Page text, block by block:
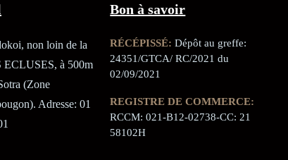
non loin de la
ECLUSES, à 500m
(Zone
Adresse: 01
Bon à savoir
RÉCÉPISSÉ: Dépôt au greffe:
24351/GTCA/ RC/2021 du
02/09/2021
REGISTRE DE COMMERCE:
RCCM: 021-B12-02738-CC: 21
58102H